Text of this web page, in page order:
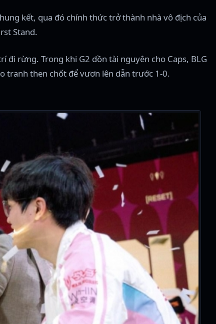
kết, qua đó chính thức trở thành nhà vô địch của
Stand.
rừng. Trong khi G2 dồn tài nguyên cho Caps, BLG
tranh then chốt để vươn lên dẫn trước 1-0.